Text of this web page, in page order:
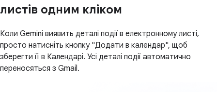
листів одним кліком
Коли Gemini виявить деталі події в електронному листі,
просто натисніть кнопку "Додати в календар", щоб
зберегти її в Календарі. Усі деталі події автоматично
переносяться з Gmail.